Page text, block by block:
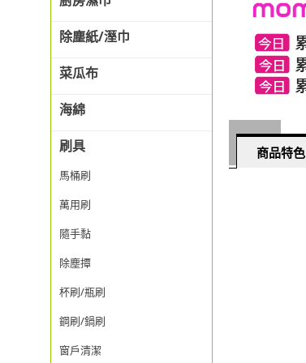
除塵紙/溼巾
菜瓜布
海綿
刷具
馬桶刷
萬用刷
隨手黏
除塵撢
杯刷/瓶刷
鋼刷/鍋刷
窗戶清潔
商品特色